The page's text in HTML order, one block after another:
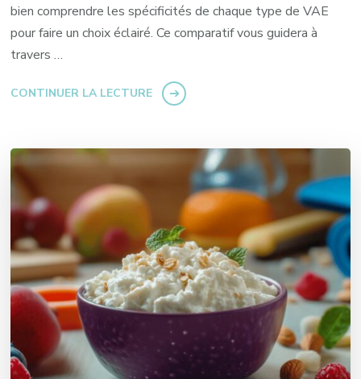
bien comprendre les spécificités de chaque type de VAE
pour faire un choix éclairé. Ce comparatif vous guidera à
travers …
CONTINUER LA LECTURE